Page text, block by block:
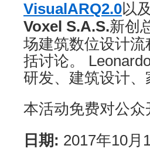
VisualARQ2.0以及
Voxel S.A.S.新创
场建筑数位设计
括讨论。
研发、建筑设计
本活动免费对公众
日期: 2017年10月